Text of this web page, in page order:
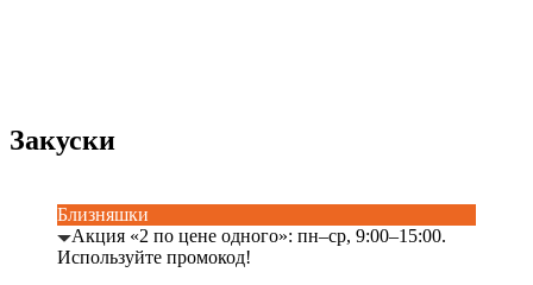
Закуски
Близняшки
Акция «2 по цене одного»: пн–ср, 9:00–15:00.
Используйте промокод!